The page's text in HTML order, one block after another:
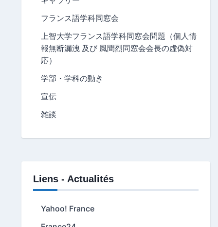
フランス語学科同窓会
上智大学フランス語学科同窓会問題（個人情
報無断漏洩 及び 風間烈同窓会会長の虚偽対
応）
学部・学科の動き
宣伝
雑談
Liens - Actualités
Yahoo! France